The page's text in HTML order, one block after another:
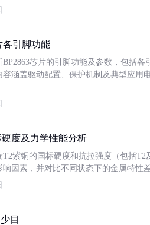
各引脚功能
BP2863芯片的引脚功能及参数，包括
容涵盖驱动配置、保护机制及典型应用
度及力学性能分析
紫铜的国标硬度和抗拉强度（包括T2
因素，并对比不同状态下的金属特性
目